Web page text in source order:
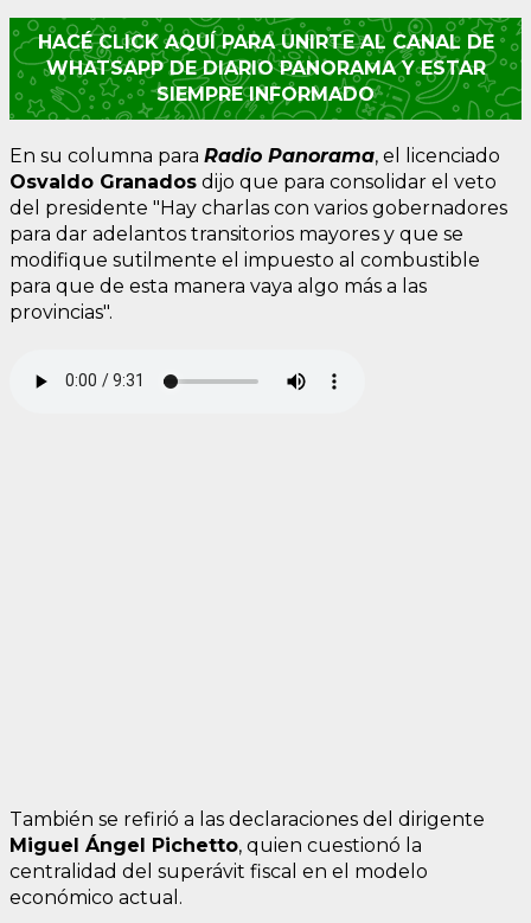
HACÉ CLICK AQUÍ PARA UNIRTE AL CANAL DE
WHATSAPP DE DIARIO PANORAMA Y ESTAR
SIEMPRE INFORMADO
En su columna para Radio Panorama, el licenciado
Osvaldo Granados dijo que para consolidar el veto
del presidente "Hay charlas con varios gobernadores
para dar adelantos transitorios mayores y que se
modifique sutilmente el impuesto al combustible
para que de esta manera vaya algo más a las
provincias".
También se refirió a las declaraciones del dirigente
Miguel Ángel Pichetto, quien cuestionó la
centralidad del superávit fiscal en el modelo
económico actual.